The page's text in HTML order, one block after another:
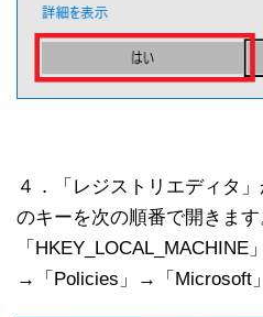
４．「レジストリエディタ
のキーを次の順番で開きます
「HKEY_LOCAL_MACHINE
→「Policies」→「Microsoft